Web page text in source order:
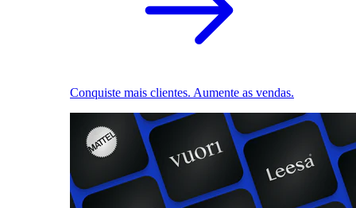
Conquiste mais clientes. Aumente as vendas.